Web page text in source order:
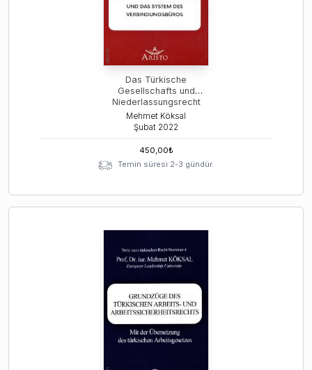
Das Türkische
Gesellschafts und
Niederlassungsrecht
Mehmet Köksal
Şubat 2022
450,00₺
Temin süresi 2-3 gündür.